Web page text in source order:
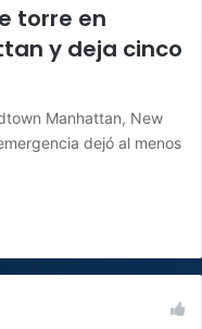
torre en
y deja cinco
Manhattan, New
dejó al menos